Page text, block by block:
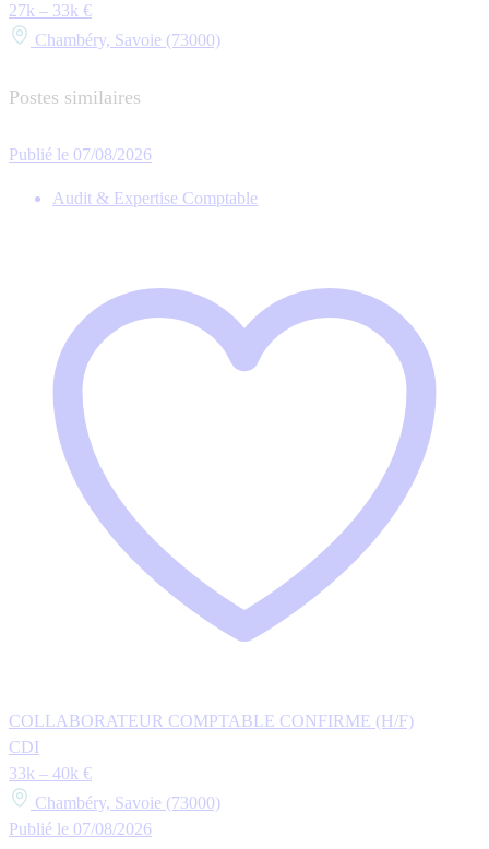
27k – 33k €
Chambéry, Savoie (73000)
Postes similaires
Publié le 07/08/2026
Audit & Expertise Comptable
COLLABORATEUR COMPTABLE CONFIRME (H/F)
CDI
33k – 40k €
Chambéry, Savoie (73000)
Publié le 07/08/2026